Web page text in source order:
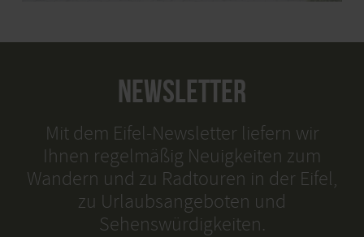
NEWSLETTER
Mit dem Eifel-Newsletter liefern wir
Ihnen regelmäßig Neuigkeiten zum
Wandern und zu Radtouren in der Eifel,
zu Urlaubsangeboten und
Sehenswürdigkeiten.